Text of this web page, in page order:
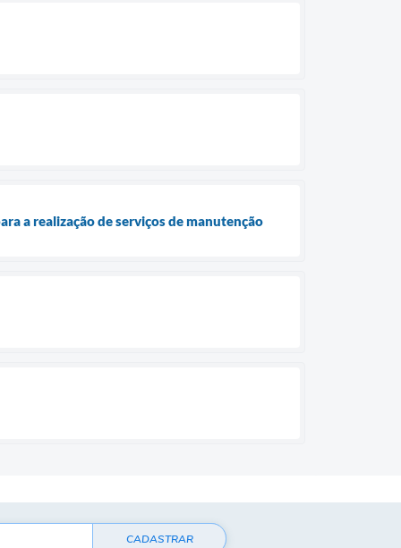
a realização de serviços de manutenção
CADASTRAR